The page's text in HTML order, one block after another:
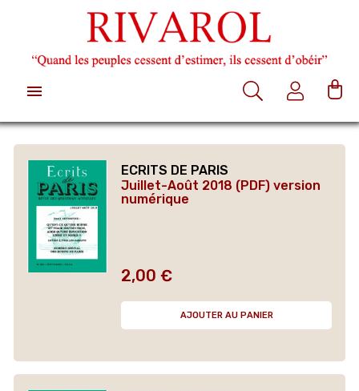

ECRITS DE PARIS
Juillet-Août 2018 (PDF) version
numérique
Prix
2,00 €
AJOUTER AU PANIER